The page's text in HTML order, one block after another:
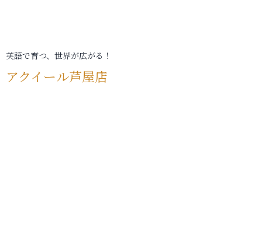
英語で育つ、世界が広がる！
アクイール芦屋店